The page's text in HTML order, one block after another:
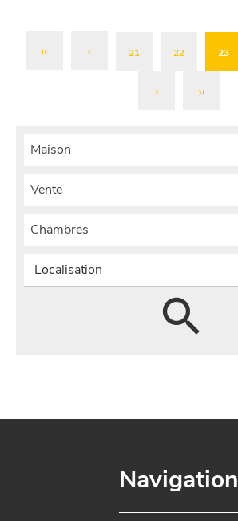
21 22 23
Maison
Vente
Chambres
Localisation
Navigation